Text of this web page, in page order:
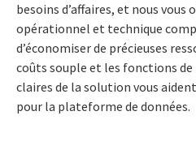
besoins d’affaires, et nous vous
opérationnel et technique
d’économiser de précieuses
coûts souple et les fonctions
claires de la solution vous
pour la plateforme de données.